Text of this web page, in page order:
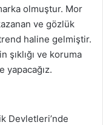
olmuştur. Mor
ve gözlük
haline gelmiştir.
şıklığı ve koruma
yapacağız.
Devletleri’nde